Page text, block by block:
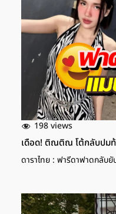
198 views
เดือด! ติณติณ โต้กลับปมท้
ดาราไทย : ฟารีดาฟาดกลั